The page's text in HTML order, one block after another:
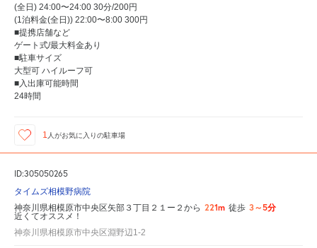
(全日) 24:00〜24:00 30分/200円
(1泊料金(全日)) 22:00〜8:00 300円
■提携店舗など
ゲート式/最大料金あり
■駐車サイズ
大型可 ハイルーフ可
■入出庫可能時間
24時間
1 人がお気に入りの駐車場
ID:305050265
タイムズ相模野病院
神奈川県相模原市中央区矢部３丁目２１ー２から 221m 徒歩 3～5分
近くてオススメ！
神奈川県相模原市中央区淵野辺1-2